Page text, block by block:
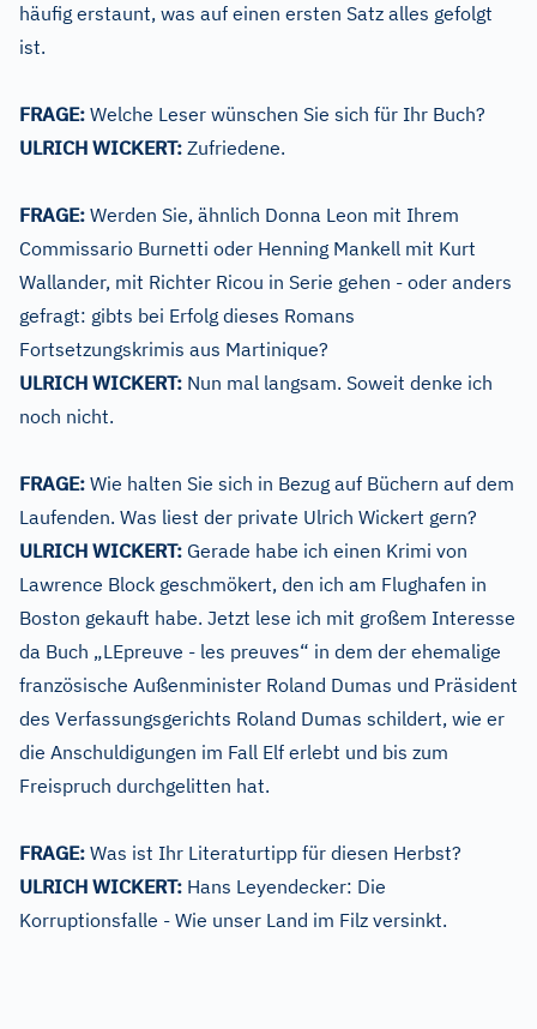
häufig erstaunt, was auf einen ersten Satz alles gefolgt
ist.
FRAGE: Welche Leser wünschen Sie sich für Ihr Buch?
ULRICH WICKERT: Zufriedene.
FRAGE: Werden Sie, ähnlich Donna Leon mit Ihrem
Commissario Burnetti oder Henning Mankell mit Kurt
Wallander, mit Richter Ricou in Serie gehen - oder anders
gefragt: gibts bei Erfolg dieses Romans
Fortsetzungskrimis aus Martinique?
ULRICH WICKERT: Nun mal langsam. Soweit denke ich
noch nicht.
FRAGE: Wie halten Sie sich in Bezug auf Büchern auf dem
Laufenden. Was liest der private Ulrich Wickert gern?
ULRICH WICKERT: Gerade habe ich einen Krimi von
Lawrence Block geschmökert, den ich am Flughafen in
Boston gekauft habe. Jetzt lese ich mit großem Interesse
da Buch „LEpreuve - les preuves“ in dem der ehemalige
französische Außenminister Roland Dumas und Präsident
des Verfassungsgerichts Roland Dumas schildert, wie er
die Anschuldigungen im Fall Elf erlebt und bis zum
Freispruch durchgelitten hat.
FRAGE: Was ist Ihr Literaturtipp für diesen Herbst?
ULRICH WICKERT: Hans Leyendecker: Die
Korruptionsfalle - Wie unser Land im Filz versinkt.